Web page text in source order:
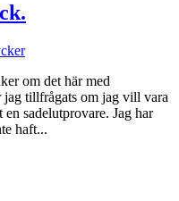
om det här med
tillfrågats om jag vill vara
sadelutprovare. Jag har
haft...